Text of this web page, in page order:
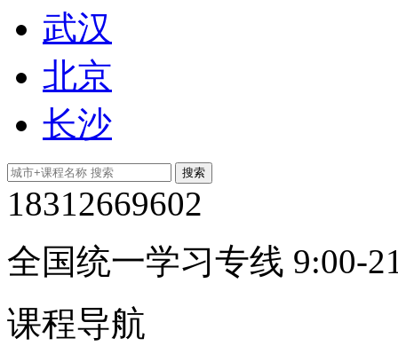
武汉
北京
长沙
18312669602
全国统一学习专线 9:00-
课程导航